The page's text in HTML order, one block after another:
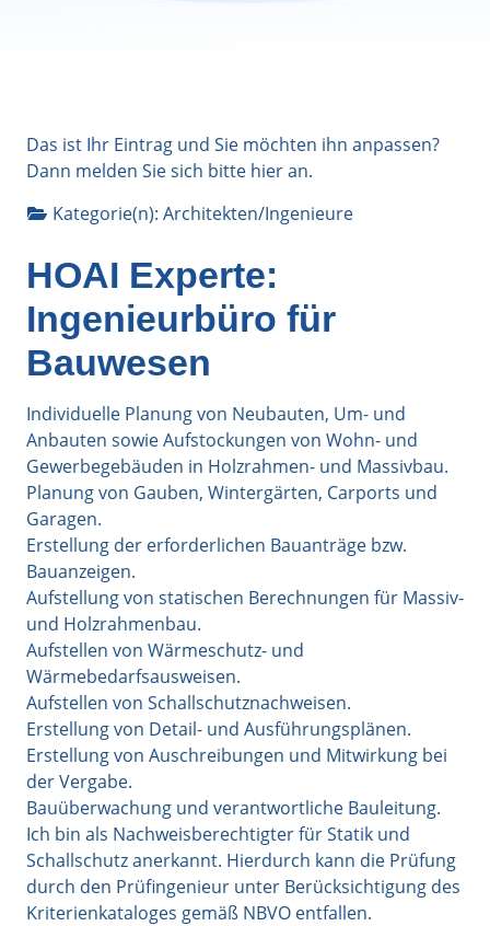
Das ist Ihr Eintrag und Sie möchten ihn anpassen?
Dann melden Sie sich bitte hieran.
Kategorie(n): Architekten/Ingenieure
HOAI Experte:
Ingenieurbüro für
Bauwesen
Individuelle Planung von Neubauten, Um- und
Anbauten sowie Aufstockungen von Wohn- und
Gewerbegebäuden in Holzrahmen- und Massivbau.
Planung von Gauben, Wintergärten, Carports und
Garagen.
Erstellung der erforderlichen Bauanträge bzw.
Bauanzeigen.
Aufstellung von statischen Berechnungen für Massiv-
und Holzrahmenbau.
Aufstellen von Wärmeschutz- und
Wärmebedarfsausweisen.
Aufstellen von Schallschutznachweisen.
Erstellung von Detail- und Ausführungsplänen.
Erstellung von Auschreibungen und Mitwirkung bei
der Vergabe.
Bauüberwachung und verantwortliche Bauleitung.
Ich bin als Nachweisberechtigter für Statik und
Schallschutz anerkannt. Hierdurch kann die Prüfung
durch den Prüfingenieur unter Berücksichtigung des
Kriterienkataloges gemäß NBVO entfallen.